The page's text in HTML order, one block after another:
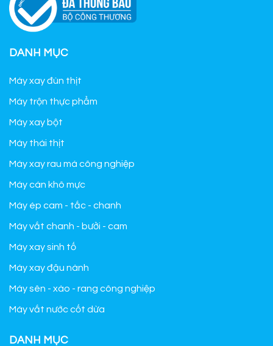
DANH MỤC
Máy xay đùn thịt
Máy trộn thực phẩm
Máy xay bột
Máy thái thịt
Máy xay rau má công nghiệp
Máy cán khô mực
Máy ép cam - tắc - chanh
Máy vắt chanh - bưởi - cam
Máy xay sinh tố
Máy xay đậu nành
Máy sên - xào - rang công nghiệp
Máy vắt nước cốt dừa
DANH MỤC